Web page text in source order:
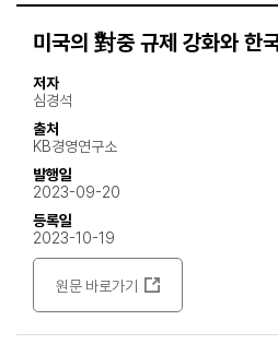
미국의 對중 규제 강화와 한
저자
심경석
출처
KB경영연구소
발행일
2023-09-20
등록일
2023-10-19
원문 바로가기